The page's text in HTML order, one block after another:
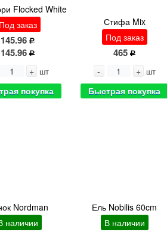
Flocked White
Под заказ
145.96
145.96
+ шт
покупка
Стифа Mix
Под заказ
465
- + шт
Быстрая покупка
Nordman
наличии
Ель Nobilis 60cm
В наличии